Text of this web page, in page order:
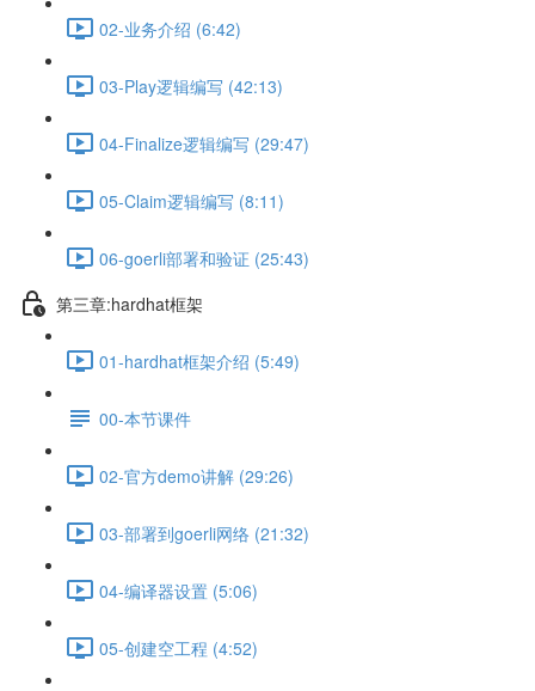
02-业务介绍 (6:42)
03-Play逻辑编写 (42:13)
04-Finalize逻辑编写 (29:47)
05-Claim逻辑编写 (8:11)
06-goerli部署和验证 (25:43)
第三章:hardhat框架
01-hardhat框架介绍 (5:49)
00-本节课件
02-官方demo讲解 (29:26)
03-部署到goerli网络 (21:32)
04-编译器设置 (5:06)
05-创建空工程 (4:52)